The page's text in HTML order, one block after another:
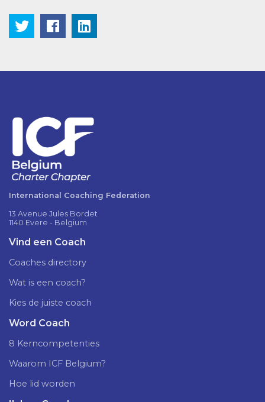
International Coaching Federation
13 Avenue Jules Bordet
1140 Evere - Belgium
Vind een Coach
Coaches directory
Wat is een coach?
Kies de juiste coach
Word Coach
8 Kerncompetenties
Waarom ICF Belgium?
Hoe lid worden